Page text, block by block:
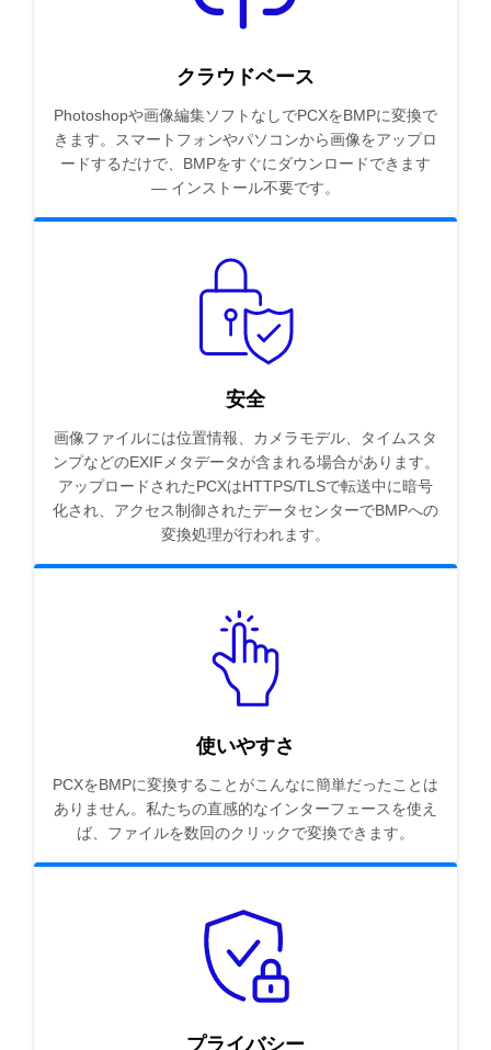
クラウドベース
Photoshopや画像編集ソフトなしでPCXをBMPに変換で
きます。スマートフォンやパソコンから画像をアップロ
ードするだけで、BMPをすぐにダウンロードできます
— インストール不要です。
安全
画像ファイルには位置情報、カメラモデル、タイムスタ
ンプなどのEXIFメタデータが含まれる場合があります。
アップロードされたPCXはHTTPS/TLSで転送中に暗号
化され、アクセス制御されたデータセンターでBMPへの
変換処理が行われます。
使いやすさ
PCXをBMPに変換することがこんなに簡単だったことは
ありません。私たちの直感的なインターフェースを使え
ば、ファイルを数回のクリックで変換できます。
プライバシー